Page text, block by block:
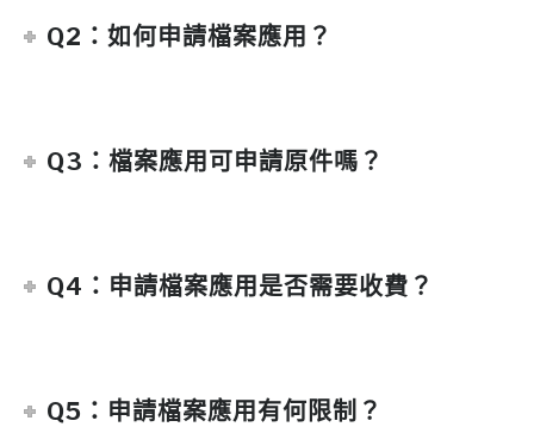
Q2：如何申請檔案應用？
Q3：檔案應用可申請原件嗎？
Q4：申請檔案應用是否需要收費？
Q5：申請檔案應用有何限制？